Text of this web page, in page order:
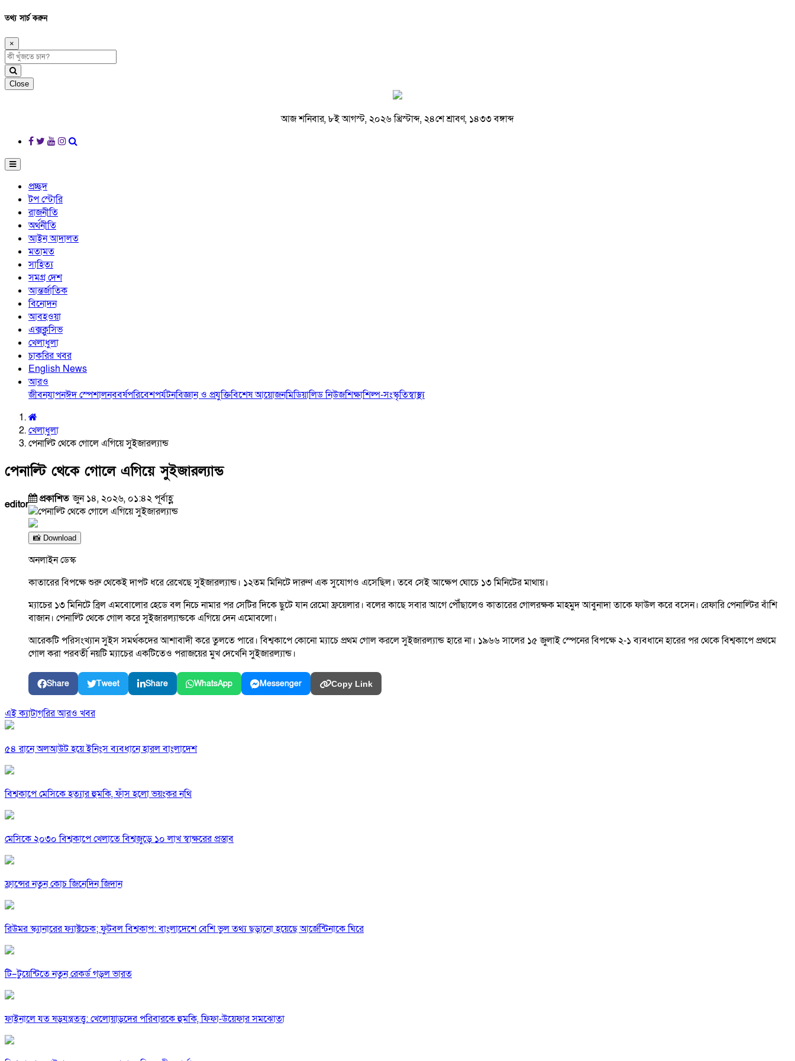
তথ্য সার্চ করুন
×
Close
আজ শনিবার, ৮ই আগস্ট, ২০২৬ খ্রিস্টাব্দ, ২৪শে শ্রাবণ, ১৪৩৩ বঙ্গাব্দ
প্রচ্ছদ
টপ স্টোরি
রাজনীতি
অর্থনীতি
আইন আদালত
মতামত
সাহিত্য
সমগ্র দেশ
আন্তর্জাতিক
বিনোদন
আবহওয়া
এক্সক্লুসিভ
খেলাধুলা
চাকরির খবর
English News
আরও
জীবনযাপনঈদ স্পেশালনববর্ষপরিবেশপর্যটনবিজ্ঞান ও প্রযুক্তিবিশেষ আয়োজনমিডিয়ালিড নিউজশিক্ষাশিল্প-সংস্কৃতিস্বাস্থ্য
খেলাধুলা
পেনাল্টি থেকে গোলে এগিয়ে সুইজারল্যান্ড
পেনাল্টি থেকে গোলে এগিয়ে সুইজারল্যান্ড
editor প্রকাশিতজুন ১৪, ২০২৬, ০১:৪২ পূর্বাহ্ণ
📸 Download
অনলাইন ডেস্ক
কাতারের বিপক্ষে শুরু থেকেই দাপট ধরে রেখেছে সুইজারল্যান্ড। ১২তম মিনিটে দারুণ এক সুযোগও এসেছিল। তবে সেই আক্ষেপ ঘোচে ১৩ মিনিটের মাথায়।
ম্যাচের ১৩ মিনিটে ব্রিল এমবোলোর হেডে বল নিচে নামার পর সেটির দিকে ছুটে যান রেমো ফ্রয়েলার। বলের কাছে সবার আগে পৌঁছালেও কাতারের গোলরক্ষক মাহমুদ আবুনাদা তাকে ফাউল করে বসেন। রেফারি পেনাল্টির বাঁশি
বাজান। পেনাল্টি থেকে গোল করে সুইজারল্যান্ডকে এগিয়ে দেন এমোবলো।
আরেকটি পরিসংখ্যান সুইস সমর্থকদের আশাবাদী করে তুলতে পারে। বিশ্বকাপে কোনো ম্যাচে প্রথম গোল করলে সুইজারল্যান্ড হারে না। ১৯৬৬ সালের ১৫ জুলাই স্পেনের বিপক্ষে ২-১ ব্যবধানে হারের পর থেকে বিশ্বকাপে প্রথমে
গোল করা পরবর্তী নয়টি ম্যাচের একটিতেও পরাজয়ের মুখ দেখেনি সুইজারল্যান্ড।
Share Tweet Share WhatsApp Messenger Copy Link
এই ক্যাটাগরির আরও খবর
৫৪ রানে অলআউট হয়ে ইনিংস ব্যবধানে হারল বাংলাদেশ
বিশ্বকাপে মেসিকে হত্যার হুমকি, ফাঁস হলো ভয়ংকর নথি
মেসিকে ২০৩০ বিশ্বকাপে খেলাতে বিশ্বজুড়ে ১০ লাখ স্বাক্ষরের প্রস্তাব
ফ্রান্সের নতুন কোচ জিনেদিন জিদান
রিউমর স্ক্যানারের ফ্যাক্টচেক; ফুটবল বিশ্বকাপ: বাংলাদেশে বেশি ভুল তথ্য ছড়ানো হয়েছে আর্জেন্টিনাকে ঘিরে
টি–টুয়েন্টিতে নতুন রেকর্ড গড়ল ভারত
ফাইনালে যত ষড়যন্ত্রতত্ত্ব: খেলোয়াড়দের পরিবারকে হুমকি, ফিফা-উয়েফার সমঝোতা